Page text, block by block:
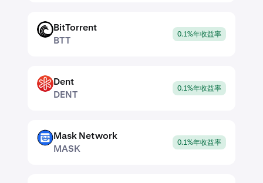
BTT
BitTorrent
BTT
0.1%年收益率
DENT
Dent
DENT
0.1%年收益率
MASK
Mask Network
MASK
0.1%年收益率